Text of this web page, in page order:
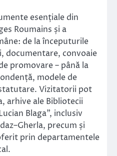
esențiale din
Roumains și a
de la începuturile
documentare, convoaie
promovare – până la
modele de
Vizitatorii pot
arhive ale Bibliotecii
Blaga”, inclusiv
precum și
prin departamentele